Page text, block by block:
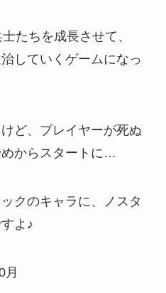
たちを成長させて、
していくゲームになっ
ど、プレイヤーが死ぬ
からスタートに…
クのキャラ に、ノスタ
よ♪
月